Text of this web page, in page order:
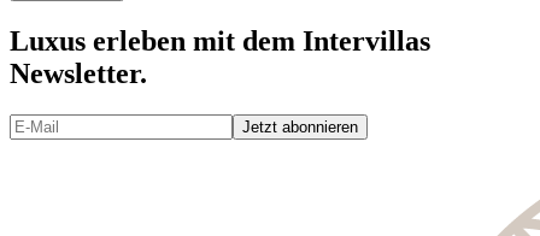
Luxus erleben mit dem Intervillas
Newsletter.
Jetzt abonnieren